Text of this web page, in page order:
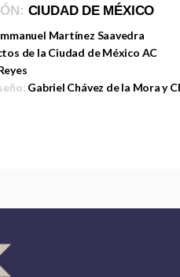
CIUDAD DE MÉXICO
Martínez Saavedra
de la Ciudad de México AC
Gabriel Chávez de la Mora y